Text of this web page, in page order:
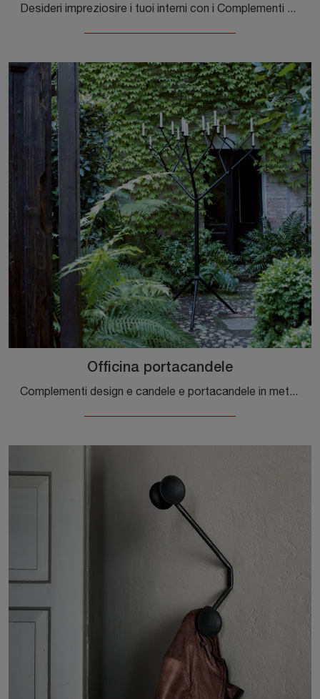
Desideri impreziosire i tuoi interni con i Complementi Magis? Ti presentiamo differenti modelli di specchi in metallo come Officina Specchiera.
Officina portacandele
Complementi design e candele e portacandele in metallo: scopri di più sul modello Officina portacandele di Magis e potrai completare i tuoi locali.